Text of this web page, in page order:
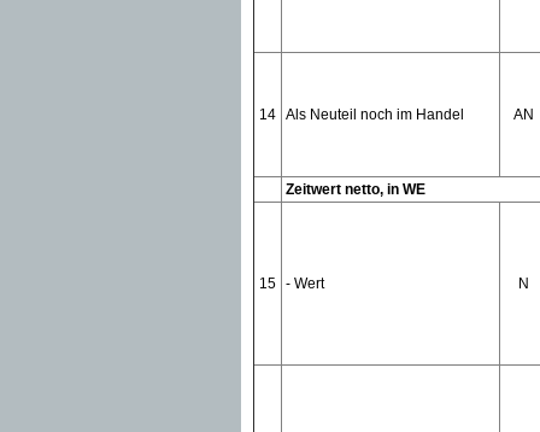
14 Als Neuteil noch im Handel AN
Zeitwert netto, in WE
15 - Wert N